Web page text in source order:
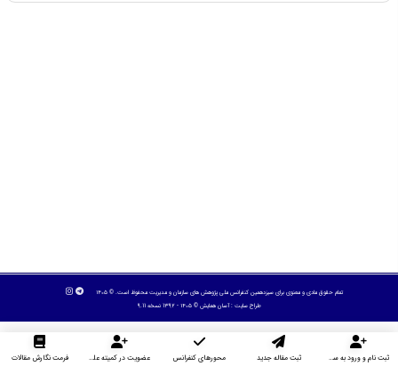
تمام حقوق مادی و معنوی برای سیزدهمین کنفرانس ملی پژوهش های سازمان و مدیریت محفوظ است. © ۱۴۰۵
طراح سایت :آسان همایش © ۱۴۰۵ - 1392 نسخه 9.11
ثبت نام و ورود به سایت ثبت مقاله جدید محورهای کنفرانس عضویت در کمیته علمی داوران فرمت نگارش مقالات